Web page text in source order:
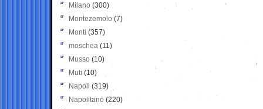
Milano (300)
Montezemolo (7)
Monti (357)
moschea (11)
Musso (10)
Muti (10)
Napoli (319)
Napolitano (220)